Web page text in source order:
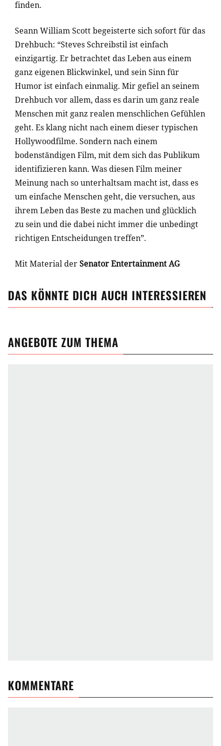
finden.
Seann William Scott begeisterte sich sofort für das
Drehbuch: “Steves Schreibstil ist einfach
einzigartig. Er betrachtet das Leben aus einem
ganz eigenen Blickwinkel, und sein Sinn für
Humor ist einfach einmalig. Mir gefiel an seinem
Drehbuch vor allem, dass es darin um ganz reale
Menschen mit ganz realen menschlichen Gefühlen
geht. Es klang nicht nach einem dieser typischen
Hollywoodfilme. Sondern nach einem
bodenständigen Film, mit dem sich das Publikum
identifizieren kann. Was diesen Film meiner
Meinung nach so unterhaltsam macht ist, dass es
um einfache Menschen geht, die versuchen, aus
ihrem Leben das Beste zu machen und glücklich
zu sein und die dabei nicht immer die unbedingt
richtigen Entscheidungen treffen”.
Mit Material derSenator Entertainment AG
DAS KÖNNTE DICH AUCH INTERESSIEREN
ANGEBOTE ZUM THEMA
KOMMENTARE